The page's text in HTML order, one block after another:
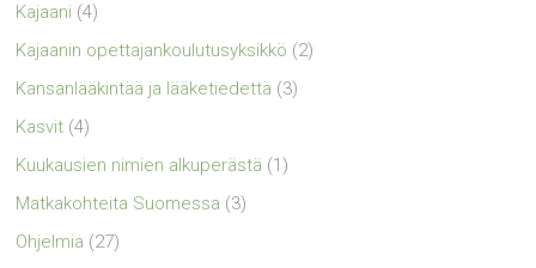
Kajaani (4)
Kajaanin opettajankoulutusyksikkö (2)
Kansanlääkintää ja lääketiedettä (3)
Kasvit (4)
Kuukausien nimien alkuperästä (1)
Matkakohteita Suomessa (3)
Ohjelmia (27)